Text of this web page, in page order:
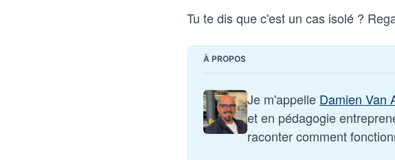
Tu te dis que c'est un cas isolé ?
À PROPOS
Je m'appelle Damien Van
et en pédagogie
raconter comment